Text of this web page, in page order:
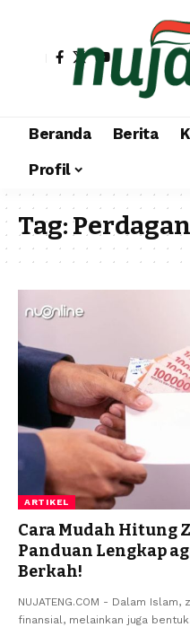
Beranda Berita
Profil
Tag:
ARTIKEL
Cara Mudah Hitung
Panduan Lengkap
Berkah!
NUJATENG.COM - Dalam
finansial, melainkan juga